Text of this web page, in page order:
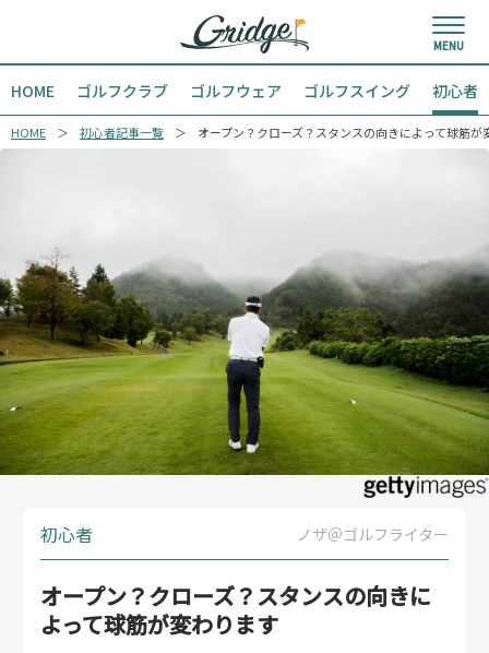
HOME ゴルフクラブ ゴルフウェア ゴルフスイング 初心者
HOME 初心者記事一覧 オープン？クローズ？スタンスの向きによって球筋が
初心者 ノザ＠ゴルフライター
オープン？クローズ？スタンスの向きに
よって球筋が変わります